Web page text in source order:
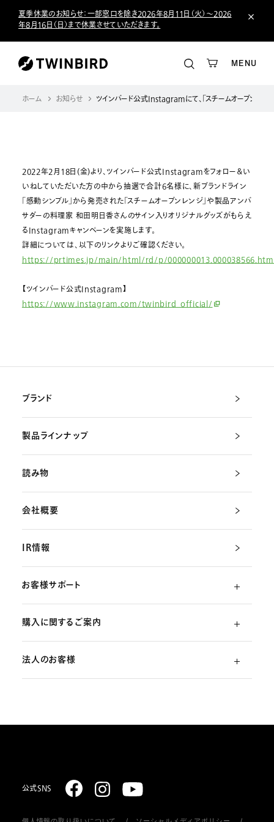
夏季休業のお知らせ：一部窓口を除き2026年8月11日（火）～2026
年8月16日（日）まで休業させていただきます。
MENU
ホーム お知らせ ツインバード公式Instagramにて、「スチームオーブンレン
2022年2月18日(金)より、ツインバード公式Instagramをフォロー＆い
いねしていただいた方の中から抽選で合計6名様に、新ブランドライン
「感動シンプル」から発売された「スチームオーブンレンジ」や製品アンバ
サダーの料理家 和田明日香さんのサイン入りオリジナルグッズがもらえ
るInstagramキャンペーンを実施します。
詳細については、以下のリンクよりご確認ください。
https://prtimes.jp/main/html/rd/p/
【ツインバード公式Instagram】
https://www.instagram.com/twinbird_official/
ブランド
製品ラインナップ
読み物
会社概要
IR情報
お客様サポート
よくあるご質問
部品・消耗品のご注文
購入に関するご案内
ご利用ガイド（初めての方）
お届けについて
法人のお客様
公式SNS